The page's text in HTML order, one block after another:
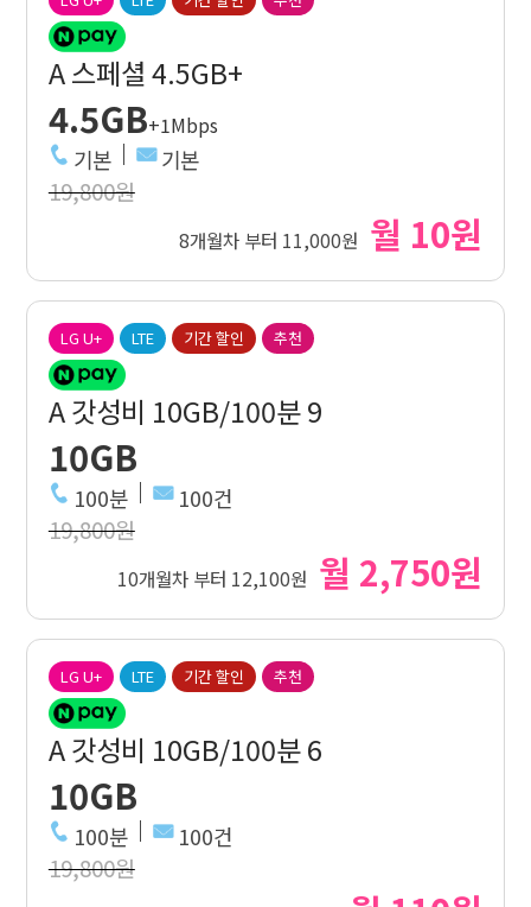
A 스페셜 4.5GB+
4.5GB+1Mbps
기본 기본
19,800원
8개월차 부터 11,000원 월 10원
LG U+ LTE 기간 할인 추천
A 갓성비 10GB/100분 9
10GB
100분 100건
19,800원
10개월차 부터 12,100원 월 2,750원
LG U+ LTE 기간 할인 추천
A 갓성비 10GB/100분 6
10GB
100분 100건
19,800원